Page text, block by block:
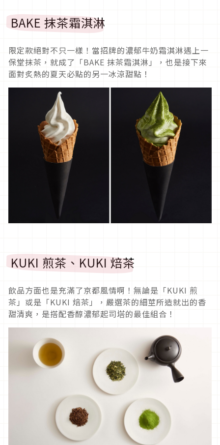
BAKE 抹茶霜淇淋
限定款絕對不只一樣！當招牌的濃郁牛奶霜淇淋遇上一
保堂抹茶，就成了「BAKE 抹茶霜淇淋」，也是接下來
面對炙熱的夏天必點的另一冰涼甜點！
KUKI 煎茶、KUKI 焙茶
飲品方面也是充滿了京都風情啊！無論是「KUKI 煎
茶」或是「KUKI 焙茶」，嚴選茶的細莖所造就出的香
甜清爽，是搭配香醇濃郁起司塔的最佳組合！